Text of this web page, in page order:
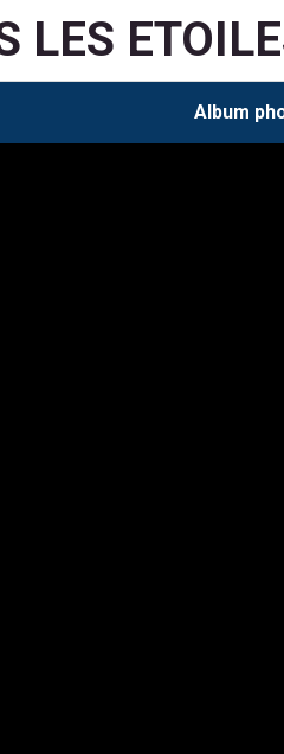
LES
Album